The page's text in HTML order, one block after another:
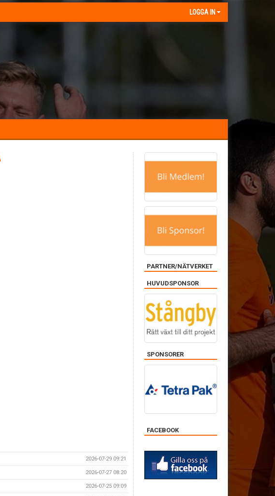
LOGGA IN
2026-07-29 09:21
2026-07-27 08:20
2026-07-25 09:09
PARTNER/NÄTVERKET
HUVUDSPONSOR
SPONSORER
FACEBOOK